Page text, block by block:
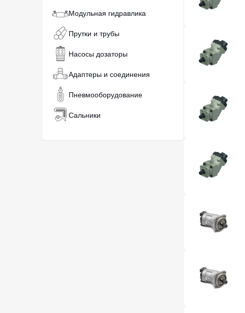
Модульная гидравлика
Прутки и трубы
Насосы дозаторы
Адаптеры и соединения
Пневмооборудование
Сальники